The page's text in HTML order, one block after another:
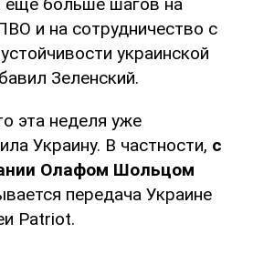
и на сотрудничество с
украинской
Зеленский.
эта неделя уже
Украину. В частности, с
Олафом Шольцом
передача Украине
Patriot.